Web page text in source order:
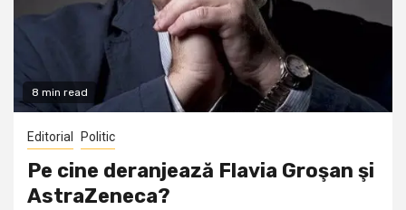
8 min read
Editorial Politic
Pe cine deranjează Flavia Groşan şi
AstraZeneca?